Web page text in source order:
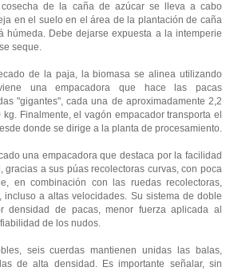
de la caña de azúcar se lleva a cabo
en el suelo en el área de la plantación de caña
húmeda. Debe dejarse expuesta a la intemperie
seque.
de la paja, la biomasa se alinea utilizando
una empacadora que hace las pacas
"gigantes", cada una de aproximadamente 2,2
Finalmente, el vagón empacador transporta el
donde se dirige a la planta de procesamiento.
una empacadora que destaca por la facilidad
gracias a sus púas recolectoras curvas, con poca
en combinación con las ruedas recolectoras,
a altas velocidades. Su sistema de doble
densidad de pacas, menor fuerza aplicada al
de los nudos.
seis cuerdas mantienen unidas las balas,
de alta densidad. Es importante señalar, sin